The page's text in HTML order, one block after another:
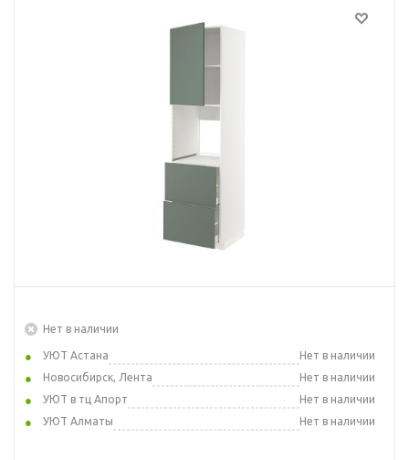
Нет в наличии
УЮТ Астана
Нет в наличии
Новосибирск, Лента
Нет в наличии
УЮТ в тц Апорт
Нет в наличии
УЮТ Алматы
Нет в наличии